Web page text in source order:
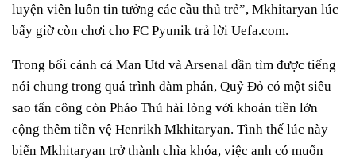
luyện viên luôn tin tưởng các cầu thủ trẻ”, Mkhitaryan lúc
bấy giờ còn chơi cho FC Pyunik trả lời Uefa.com.
Trong bối cảnh cả Man Utd và Arsenal dần tìm được tiếng
nói chung trong quá trình đàm phán, Quỷ Đỏ có một siêu
sao tấn công còn Pháo Thủ hài lòng với khoản tiền lớn
cộng thêm tiền vệ Henrikh Mkhitaryan. Tình thế lúc này
biến Mkhitaryan trở thành chìa khóa, việc anh có muốn